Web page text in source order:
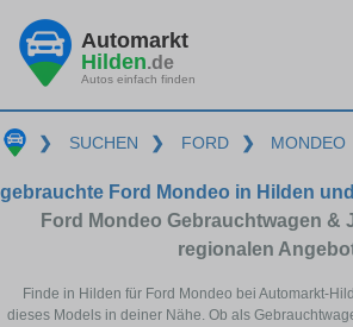
Automarkt
Hilden.de
Autos einfach finden
❯ SUCHEN ❯ FORD ❯ MONDEO
gebrauchte Ford Mondeo in Hilden
Ford Mondeo Gebrauchtwagen &
regionalen
Finde in Hilden für Ford Mondeo bei Automarkt-
dieses Models in deiner Nähe. Ob als